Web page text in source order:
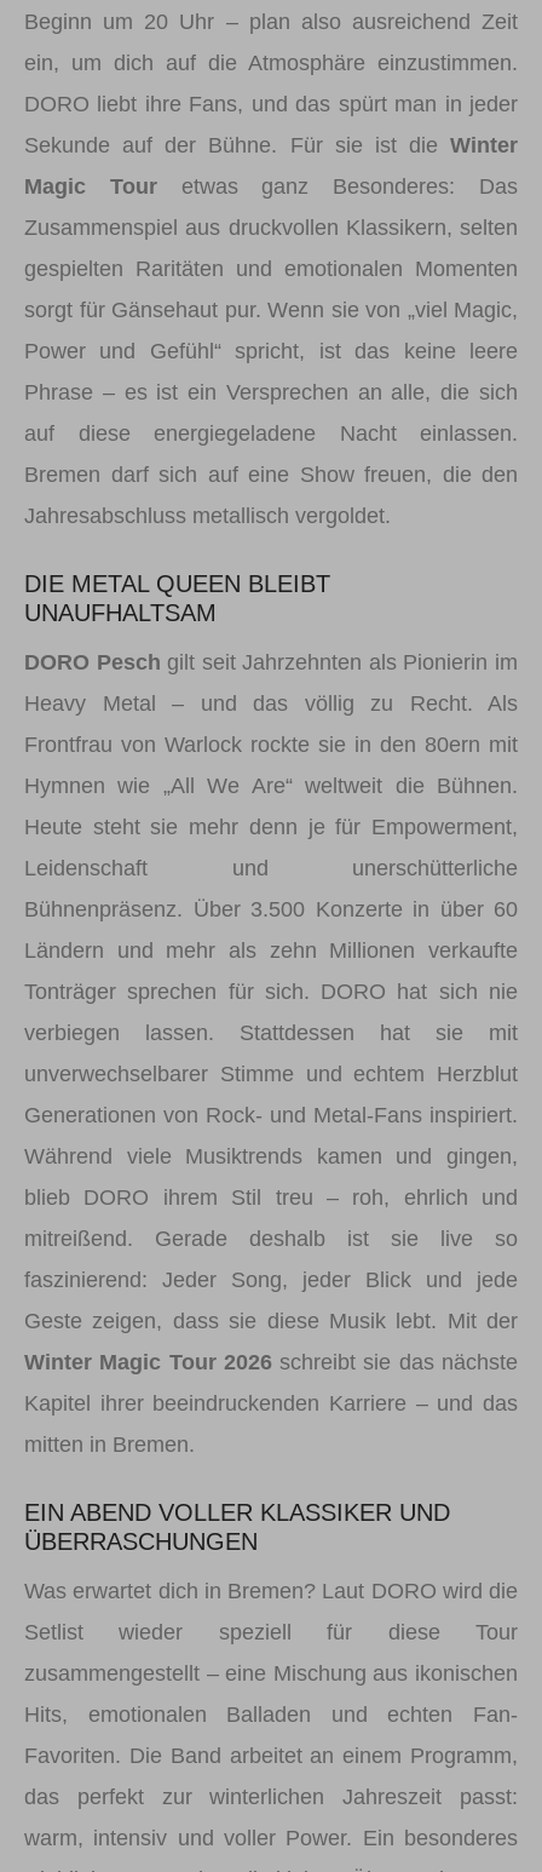
Beginn um 20 Uhr – plan also ausreichend Zeit
ein, um dich auf die Atmosphäre einzustimmen.
DORO liebt ihre Fans, und das spürt man in jeder
Sekunde auf der Bühne. Für sie ist die Winter
Magic Touretwas ganz Besonderes: Das
Zusammenspiel aus druckvollen Klassikern, selten
gespielten Raritäten und emotionalen Momenten
sorgt für Gänsehaut pur. Wenn sie von „viel Magic,
Power und Gefühl“ spricht, ist das keine leere
Phrase – es ist ein Versprechen an alle, die sich
auf diese energiegeladene Nacht einlassen.
Bremen darf sich auf eine Show freuen, die den
Jahresabschluss metallisch vergoldet.
DIE METAL QUEEN BLEIBT
UNAUFHALTSAM
DORO Pesch gilt seit Jahrzehnten als Pionierin im
Heavy Metal – und das völlig zu Recht. Als
Frontfrau von Warlock rockte sie in den 80ern mit
Hymnen wie „All We Are“ weltweit die Bühnen.
Heute steht sie mehr denn je für Empowerment,
Leidenschaft und unerschütterliche
Bühnenpräsenz. Über 3.500 Konzerte in über 60
Ländern und mehr als zehn Millionen verkaufte
Tonträger sprechen für sich. DORO hat sich nie
verbiegen lassen. Stattdessen hat sie mit
unverwechselbarer Stimme und echtem Herzblut
Generationen von Rock- und Metal-Fans inspiriert.
Während viele Musiktrends kamen und gingen,
blieb DORO ihrem Stil treu – roh, ehrlich und
mitreißend. Gerade deshalb ist sie live so
faszinierend: Jeder Song, jeder Blick und jede
Geste zeigen, dass sie diese Musik lebt. Mit der
Winter Magic Tour 2026schreibt sie das nächste
Kapitel ihrer beeindruckenden Karriere – und das
mitten in Bremen.
EIN ABEND VOLLER KLASSIKER UND
ÜBERRASCHUNGEN
Was erwartet dich in Bremen? Laut DORO wird die
Setlist wieder speziell für diese Tour
zusammengestellt – eine Mischung aus ikonischen
Hits, emotionalen Balladen und echten Fan-
Favoriten. Die Band arbeitet an einem Programm,
das perfekt zur winterlichen Jahreszeit passt:
warm, intensiv und voller Power. Ein besonderes